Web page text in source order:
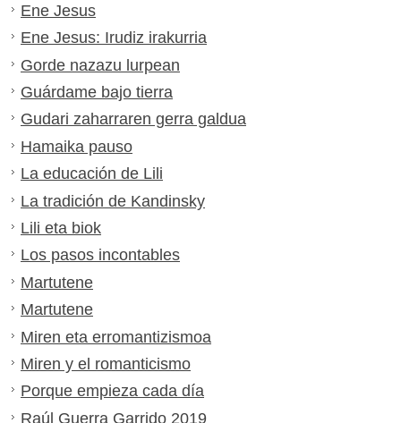
Ene Jesus
Ene Jesus: Irudiz irakurria
Gorde nazazu lurpean
Guárdame bajo tierra
Gudari zaharraren gerra galdua
Hamaika pauso
La educación de Lili
La tradición de Kandinsky
Lili eta biok
Los pasos incontables
Martutene
Martutene
Miren eta erromantizismoa
Miren y el romanticismo
Porque empieza cada día
Raúl Guerra Garrido 2019